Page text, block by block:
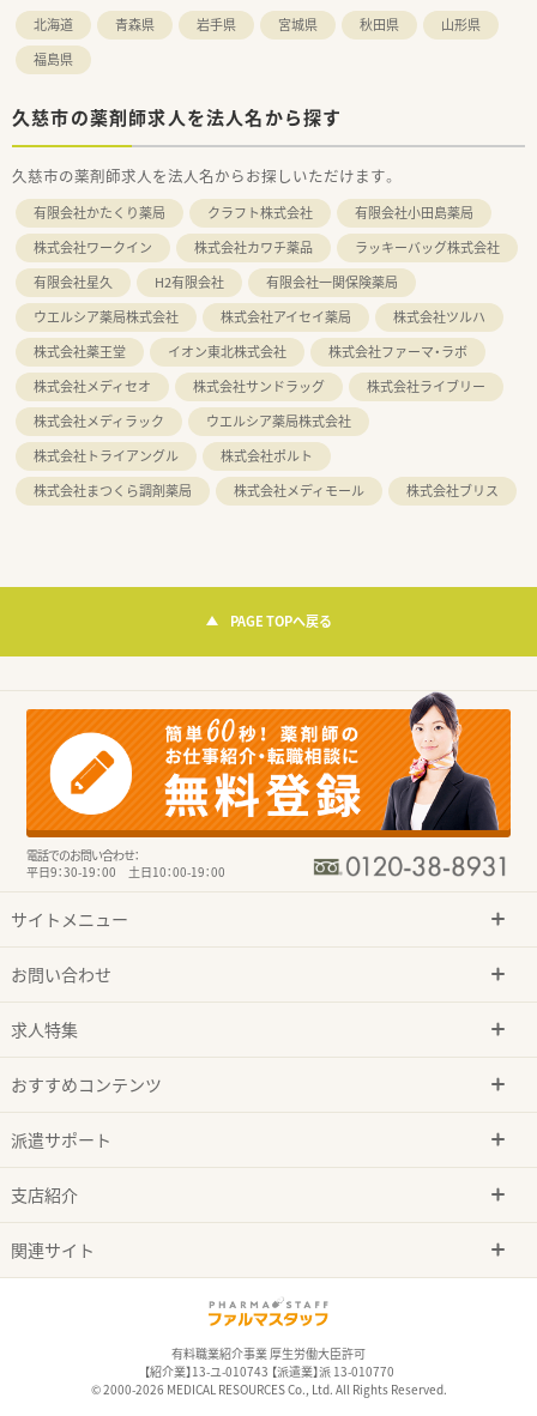
北海道 青森県 岩手県 宮城県 秋田県
山形県
福島県
久慈市の薬剤師求人を法人名から探す
久慈市の薬剤師求人を法人名からお探しいただけます。
有限会社かたくり薬局 クラフト株式会社
有限会社小田島薬局
株式会社ワークイン
株式会社カワチ薬品
ラッキーバッグ株式会社
有限会社星久
H2有限会社
有限会社一関保険薬局
ウエルシア薬局株式会社
株式会社アイセイ薬局
株式会社ツルハ
株式会社薬王堂
イオン東北株式会社
株式会社ファーマ・ラボ
株式会社メディセオ
株式会社サンドラッグ
株式会社ライブリー
株式会社メディラック
ウエルシア薬局株式会社
株式会社トライアングル
株式会社ポルト
株式会社まつくら調剤薬局
株式会社メディモール 株式会社ブリス
PAGE TOPへ戻る
電話でのお問い合わせ：
平日9：30-19：00 土日10：00-19：00
サイトメニュー
お問い合わせ
求人特集
おすすめコンテンツ
派遣サポート
支店紹介
関連サイト
有料職業紹介事業 厚生労働大臣許可
【紹介業】13-ユ-010743 【派遣業】派 13-010770
© 2000-2026 MEDICAL RESOURCES Co., Ltd. All Rights Reserved.